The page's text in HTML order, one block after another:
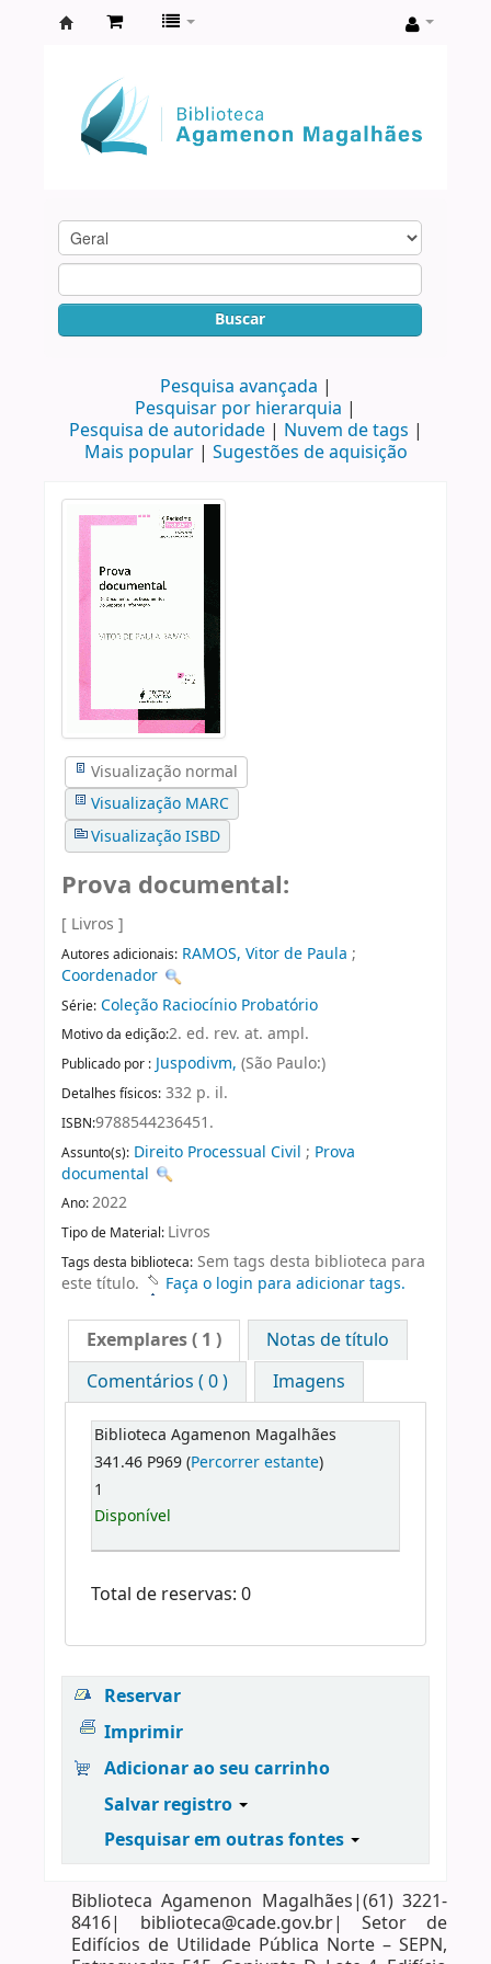
Agamenon
Magalhães
Buscar
Pesquisa avançada
Pesquisar por hierarquia
Pesquisa de autoridade
Nuvem de tags
Mais popular
Sugestões de aquisição
Visualização normal
Visualização MARC
Visualização ISBD
Prova documental:
[ Livros ]
Autores adicionais: RAMOS, Vitor de Paula ;
Coordenador
Série: Coleção Raciocínio Probatório
Motivo da edição:2. ed. rev. at. ampl.
Publicado por : Juspodivm, (São Paulo:)
Detalhes físicos: 332 p. il.
ISBN:9788544236451.
Assunto(s): Direito Processual Civil ; Prova
documental
Ano:2022
Tipo de Material: Livros
Tags desta biblioteca: Sem tags desta biblioteca para
este título.
Faça o login para adicionar tags.
Exemplares( 1 )
Notas de título
Comentários ( 0 )
Imagens
Biblioteca Agamenon Magalhães
341.46 P969 (Percorrer estante)
1
Disponível
Total de reservas: 0
Reservar
Imprimir
Adicionar ao seu carrinho
Salvar registro
Pesquisar em outras fontes
Biblioteca Agamenon Magalhães|(61) 3221-
8416| biblioteca@cade.gov.br| Setor de
Edifícios de Utilidade Pública Norte – SEPN,